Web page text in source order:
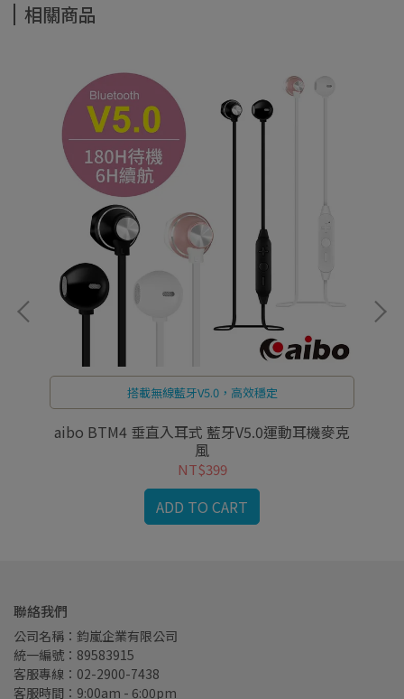
相關商品
搭載無線藍牙V5.0，高效穩定
aibo BTM4 垂直入耳式 藍牙V5.0運動耳機麥克
風
NT$399
ADD TO CART
聯絡我們
公司名稱：鈞嵐企業有限公司
統一編號：89583915
客服專線：02-2900-7438
客服時間：9:00am - 6:00pm